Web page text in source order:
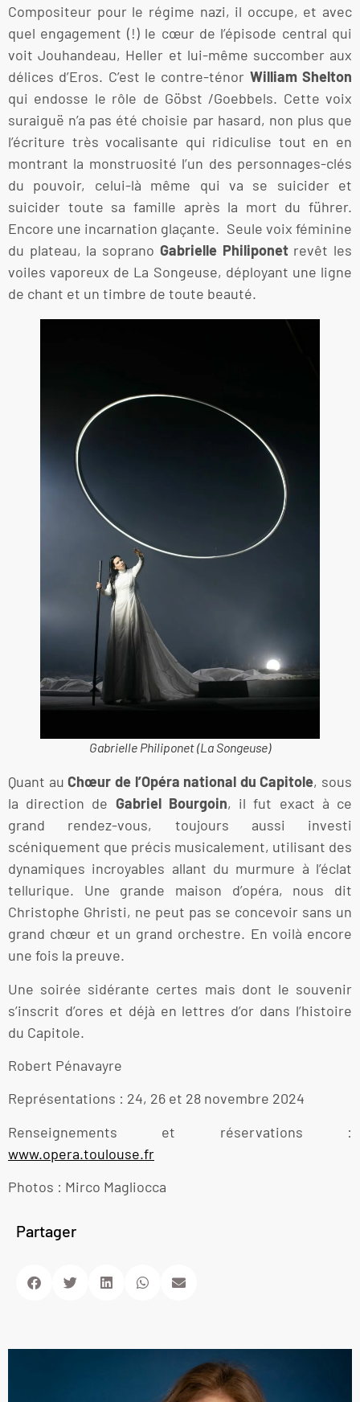
Compositeur pour le régime nazi, il occupe, et avec
quel engagement (!) le cœur de l’épisode central qui
voit Jouhandeau, Heller et lui-même succomber aux
délices d’Eros. C’est le contre-ténor William Shelton
qui endosse le rôle de Göbst /Goebbels. Cette voix
suraiguë n’a pas été choisie par hasard, non plus que
l’écriture très vocalisante qui ridiculise tout en en
montrant la monstruosité l’un des personnages-clés
du pouvoir, celui-là même qui va se suicider et
suicider toute sa famille après la mort du führer.
Encore une incarnation glaçante. Seule voix féminine
du plateau, la soprano Gabrielle Philiponetrevêt les
voiles vaporeux de La Songeuse, déployant une ligne
de chant et un timbre de toute beauté.
Gabrielle Philiponet (La Songeuse)
Quant auChœur de l’Opéra national du Capitole, sous
la direction de Gabriel Bourgoin, il fut exact à ce
grand rendez-vous, toujours aussi investi
scéniquement que précis musicalement, utilisant des
dynamiques incroyables allant du murmure à l’éclat
tellurique. Une grande maison d’opéra, nous dit
Christophe Ghristi, ne peut pas se concevoir sans un
grand chœur et un grand orchestre. En voilà encore
une fois la preuve.
Une soirée sidérante certes mais dont le souvenir
s’inscrit d’ores et déjà en lettres d’or dans l’histoire
du Capitole.
Robert Pénavayre
Représentations : 24, 26 et 28 novembre 2024
Renseignements et réservations :
www.opera.toulouse.fr
Photos : Mirco Magliocca
Partager